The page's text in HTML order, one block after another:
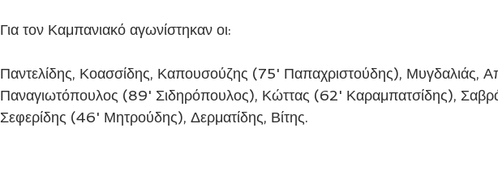
Για τον Καμπανιακό αγωνίστηκαν οι:
Παντελίδης, Κοασσίδης, Καπουσούζης (75' Παπαχριστούδης), Μυγδαλιάς,
Παναγιωτόπουλος (89' Σιδηρόπουλος), Κώττας (62' Καραμπατσίδης),
Σεφερίδης (46' Μητρούδης), Δερματίδης, Βίτης.